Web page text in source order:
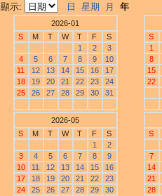
顯示: 日 星期 月 年
2026-01
S
M T W T F
S
1
2
3
4
5 6 7 8 9
10
11
12 13 14 15 16
17
18
19 20 21 22 23
24
25
26 27 28 29 30 31
S
1
8
15
22
2026-05
S
M T W T F
S
1
2
3
4 5 6 7 8
9
10
11 12 13 14 15
16
17
18 19 20 21 22
23
24
25 26 27 28 29
30
S
7
14
21
28